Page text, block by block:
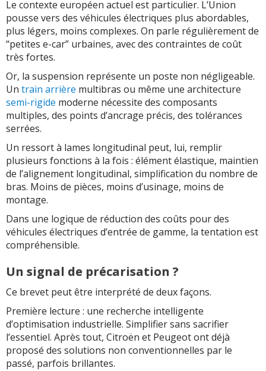
Le contexte européen actuel est particulier. L’Union
pousse vers des véhicules électriques plus abordables,
plus légers, moins complexes. On parle régulièrement de
“petites e-car” urbaines, avec des contraintes de coût
très fortes.
Or, la suspension représente un poste non négligeable.
Un train arrière multibras ou même une architecture
semi-rigide moderne nécessite des composants
multiples, des points d’ancrage précis, des tolérances
serrées.
Un ressort à lames longitudinal peut, lui, remplir
plusieurs fonctions à la fois : élément élastique, maintien
de l’alignement longitudinal, simplification du nombre de
bras. Moins de pièces, moins d’usinage, moins de
montage.
Dans une logique de réduction des coûts pour des
véhicules électriques d’entrée de gamme, la tentation est
compréhensible.
Un signal de précarisation ?
Ce brevet peut être interprété de deux façons.
Première lecture : une recherche intelligente
d’optimisation industrielle. Simplifier sans sacrifier
l’essentiel. Après tout, Citroën et Peugeot ont déjà
proposé des solutions non conventionnelles par le
passé, parfois brillantes.